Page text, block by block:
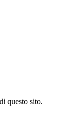
questo sito.